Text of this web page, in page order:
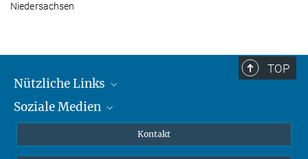
Niedersachsen
TOP
Nützliche Links
MMG Alumni Corner
Soziale Medien
Bluesky
Kontakt